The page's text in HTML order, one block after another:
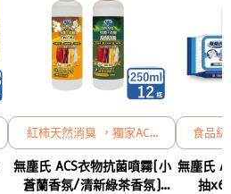
紅柿天然消臭 ，獨家ACS
溫和配方
無塵氏 ACS衣物抗菌噴霧(小
蒼蘭香氛/清新綠茶香氛)
食品級
護
無塵氏
抽x6